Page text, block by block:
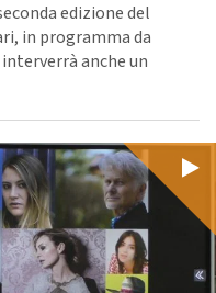
edizione del
in programma da
anche un